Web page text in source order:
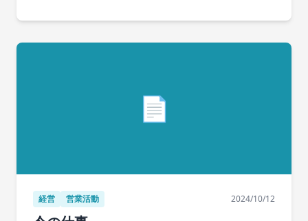
📄
経営 営業活動 2024/10/12